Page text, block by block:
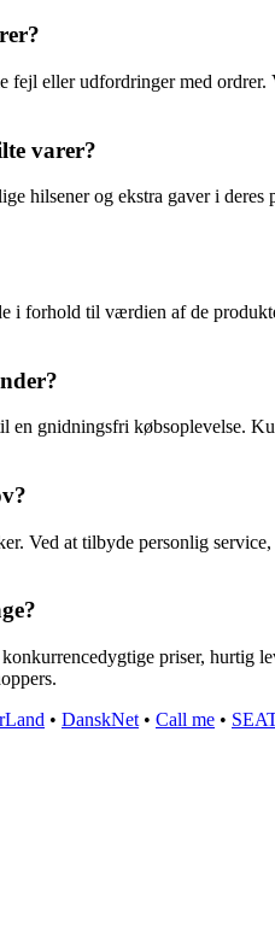
eller udfordringer med
varer?
og ekstra gaver i
forhold til værdien af de
gnidningsfri købsoplevelse.
Ved at tilbyde personlig
priser, hurtig
• DanskNet • Call me •